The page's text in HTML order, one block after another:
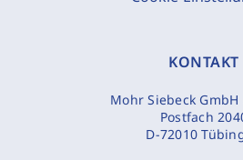
KONTAKT
Mohr Siebeck GmbH
Postfach
D-72010